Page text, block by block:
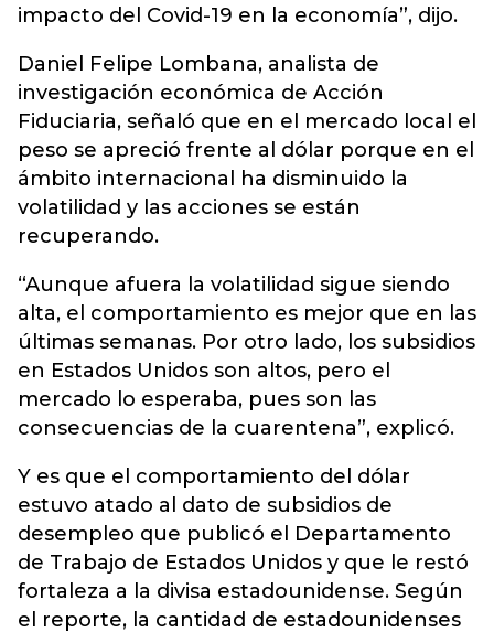
impacto del Covid-19 en la economía”, dijo.
Daniel Felipe Lombana, analista de
investigación económica de Acción
Fiduciaria, señaló que en el mercado local el
peso se apreció frente al dólar porque en el
ámbito internacional ha disminuido la
volatilidad y las acciones se están
recuperando.
“Aunque afuera la volatilidad sigue siendo
alta, el comportamiento es mejor que en las
últimas semanas. Por otro lado, los subsidios
en Estados Unidos son altos, pero el
mercado lo esperaba, pues son las
consecuencias de la cuarentena”, explicó.
Y es que el comportamiento del dólar
estuvo atado al dato de subsidios de
desempleo que publicó el Departamento
de Trabajo de Estados Unidos y que le restó
fortaleza a la divisa estadounidense. Según
el reporte, la cantidad de estadounidenses